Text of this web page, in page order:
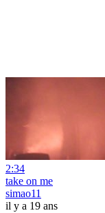
2:34
take on me
simao11
il y a 19 ans